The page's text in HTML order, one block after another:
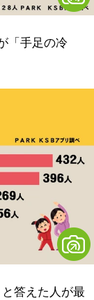
「手足の冷
答えた人が最